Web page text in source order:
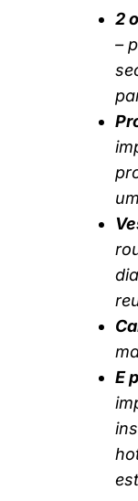
2
–
E